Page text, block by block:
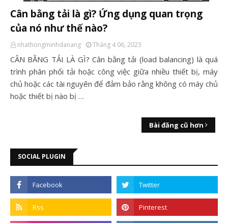
Cân bằng tải là gì? Ứng dụng quan trọng
của nó như thế nào?
nhathongminhdanang Tháng 4 06, 2023
CÂN BẰNG TẢI LÀ GÌ? Cân bằng tải (load balancing) là quá
trình phân phối tải hoặc công việc giữa nhiều thiết bị, máy
chủ hoặc các tài nguyên để đảm bảo rằng không có máy chủ
hoặc thiết bị nào bị …
Bài đăng cũ hơn
SOCIAL PLUGIN